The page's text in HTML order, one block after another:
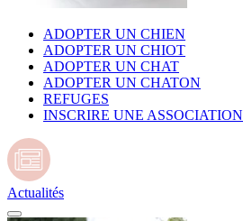
ADOPTER UN CHIEN
ADOPTER UN CHIOT
ADOPTER UN CHAT
ADOPTER UN CHATON
REFUGES
INSCRIRE UNE ASSOCIATION
Actualités